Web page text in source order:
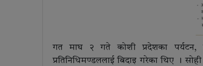
गत माघ २ गते कोशी प्रदेशका पर्यटन,
प्रतिनिधिमण्डललाई बिदाइ गरेका थिए ।